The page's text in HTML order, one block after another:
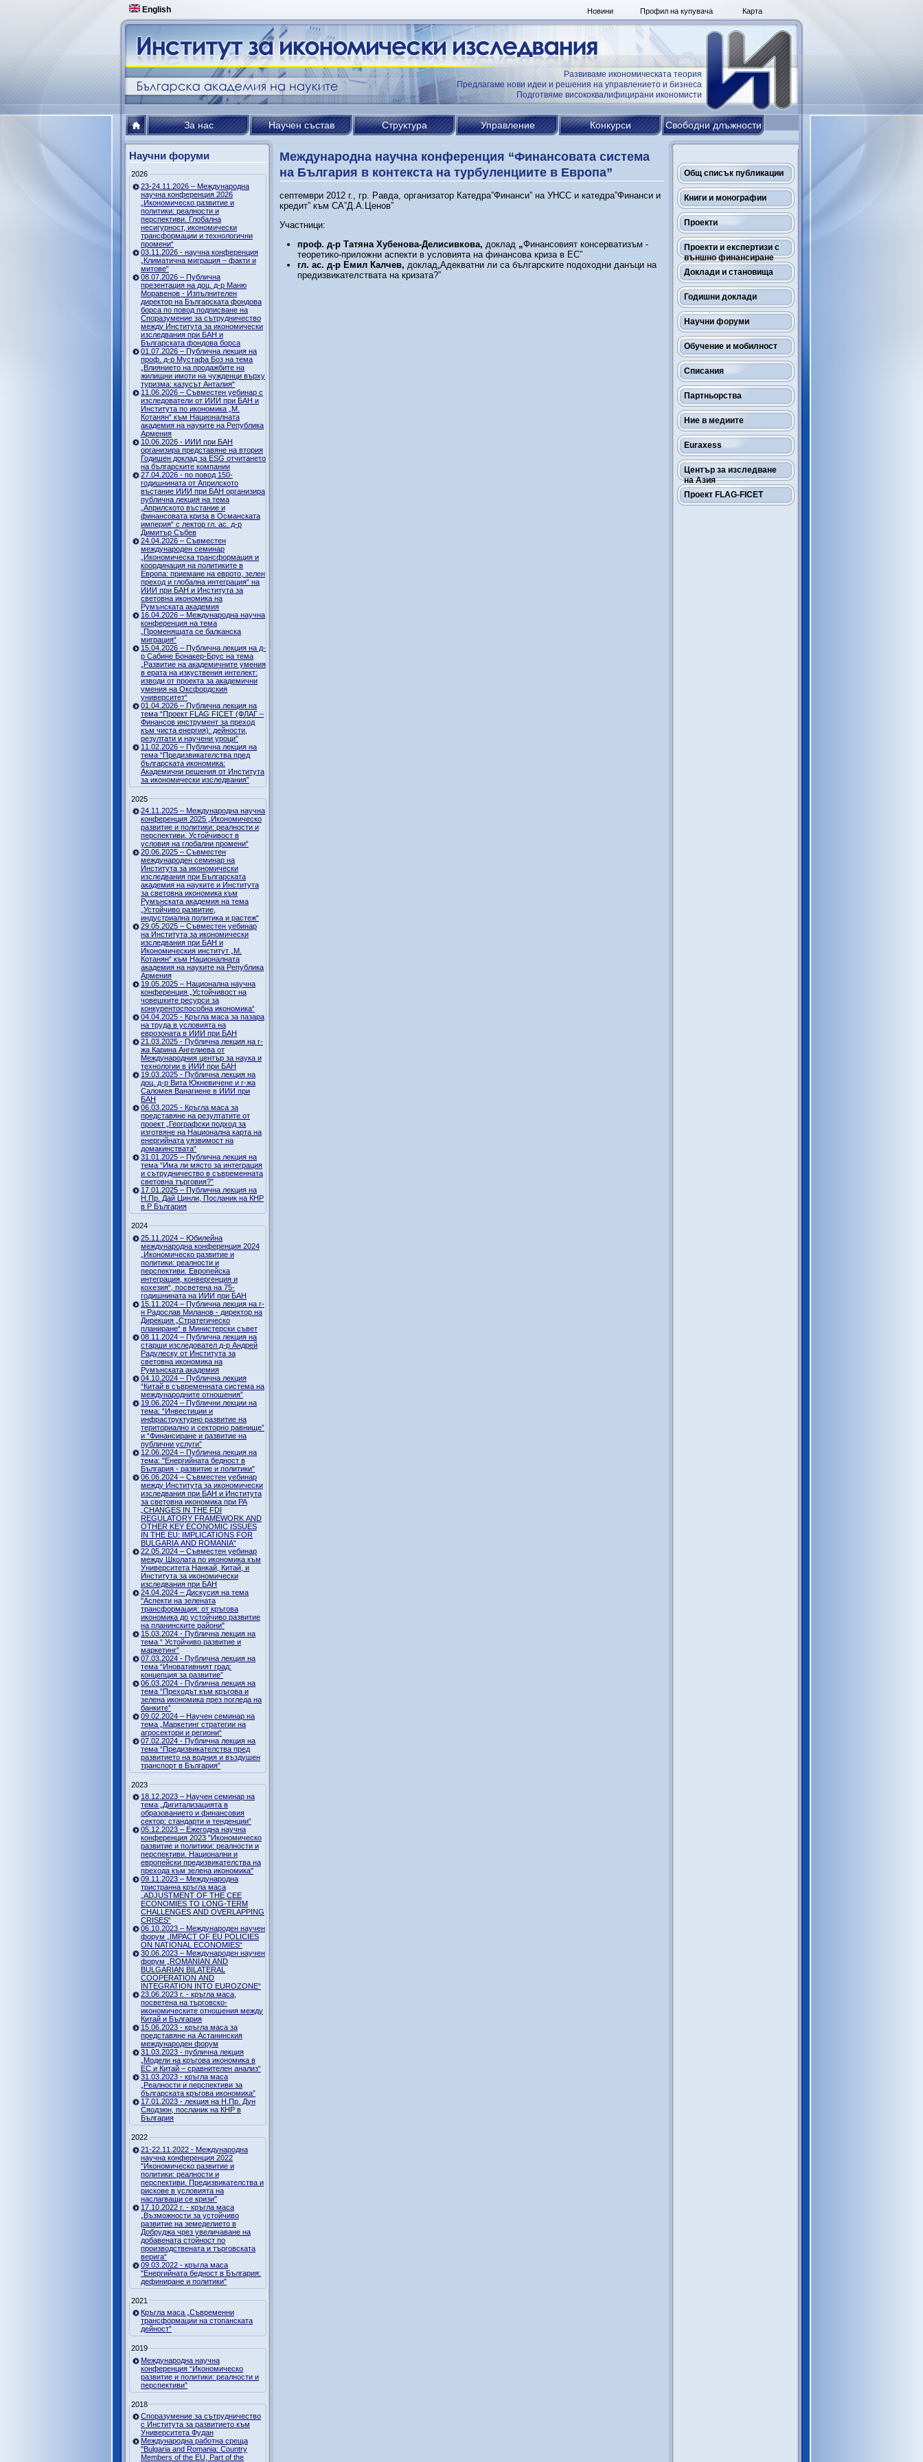
English Карта
Профил на купувача
Новини
Развиваме икономическата теория
Предлагаме нови идеи и решения на управлението и бизнеса
Подготвяме висококвалифицирани икономисти
За нас Научен състав Структура Управление Конкурси Свободни длъжности
Общ списък публикации
Книги и монографии
Проекти
Проекти и експертизи с
външно финансиране
Доклади и становища
Годишни доклади
Научни форуми
Обучение и мобилност
Списания
Партньорства
Ние в медиите
Euraxess
Център за изследване
на Азия
Проект FLAG-FICET
Научни форуми
2026
23-24.11.2026 – Международна
научна конференция 2026
„Икономическо развитие и
политики: реалности и
перспективи. Глобална
несигурност, икономически
трансформации и технологични
промени“
03.11.2026 - научна конференция
„Климатична миграция – факти и
митове“
08.07.2026 – Публична
презентация на доц. д-р Маню
Моравенов - Изпълнителен
директор на Българската фондова
борса по повод подписване на
Споразумение за сътрудничество
между Института за икономически
изследвания при БАН и
Българската фондова борса
01.07.2026 – Публична лекция на
проф. д-р Мустафа Боз на тема
„Влиянието на продажбите на
жилищни имоти на чужденци върху
туризма: казусът Анталия“
11.06.2026 – Съвместен уебинар с
изследователи от ИИИ при БАН и
Института по икономика „М.
Котанян“ към Националната
академия на науките на Република
Армения
10.06.2026 - ИИИ при БАН
организира представяне на втория
Годишен доклад за ESG отчитането
на българските компании
27.04.2026 - по повод 150-
годишнината от Априлското
въстание ИИИ при БАН организира
публична лекция на тема
„Априлското въстание и
финансовата криза в Османската
империя“ с лектор гл. ас. д-р
Димитър Събев
24.04.2026 – Съвместен
международен семинар
„Икономическа трансформация и
координация на политиките в
Европа: приемане на еврото, зелен
преход и глобална интеграция“ на
ИИИ при БАН и Института за
световна икономика на
Румънската академия
16.04.2026 – Международна научна
конференция на тема
„Променящата се балканска
миграция“
15.04.2026 – Публична лекция на д-
р Сабине Бонакер-Брус на тема
„Развитие на академичните умения
в ерата на изкуствения интелект:
изводи от проекта за академични
умения на Оксфордския
университет“
01.04.2026 – Публична лекция на
тема “Проект FLAG FICET (ФЛАГ –
Финансов инструмент за преход
към чиста енергия): дейности,
резултати и научени уроци”
11.02.2026 – Публична лекция на
тема “Предизвикателства пред
българската икономика:
Академични решения от Института
за икономически изследвания”
2025
24.11.2025 – Международна научна
конференция 2025 „Икономическо
развитие и политики: реалности и
перспективи. Устойчивост в
условия на глобални промени“
20.06.2025 – Съвместен
международен семинар на
Института за икономически
изследвания при Българската
академия на науките и Института
за световна икономика към
Румънската академия на тема
„Устойчиво развитие,
индустриална политика и растеж“
29.05.2025 – Съвместен уебинар
на Института за икономически
изследвания при БАН и
Икономическия институт „М.
Котанян“ към Националната
академия на науките на Република
Армения
19.05.2025 – Национална научна
конференция „Устойчивост на
човешките ресурси за
конкурентоспособна икономика“
04.04.2025 - Кръгла маса за пазара
на труда в условията на
еврозоната в ИИИ при БАН
21.03.2025 - Публична лекция на г-
жа Карина Ангелиева от
Международния център за наука и
технологии в ИИИ при БАН
19.03.2025 - Публична лекция на
доц. д-р Вита Юкневичене и г-жа
Саломея Ванагиене в ИИИ при
БАН
06.03.2025 - Кръгла маса за
представяне на резултатите от
проект „Географски подход за
изготвяне на Национална карта на
енергийната уязвимост на
домакинствата“
31.01.2025 – Публична лекция на
тема “Има ли място за интеграция
и сътрудничество в съвременната
световна търговия?”
17.01.2025 – Публична лекция на
Н.Пр. Дай Цинли, Посланик на КНР
в Р България
2024
25.11.2024 – Юбилейна
международна конференция 2024
„Икономическо развитие и
политики: реалности и
перспективи. Европейска
интеграция, конвергенция и
кохезия“, посветена на 75-
годишнината на ИИИ при БАН
15.11.2024 – Публична лекция на г-
н Радослав Миланов - директор на
Дирекция „Стратегическо
планиране“ в Министерски съвет
08.11.2024 – Публична лекция на
старши изследовател д-р Андрей
Радулеску от Института за
световна икономика на
Румънската академия
04.10.2024 – Публична лекция
“Китай в съвременната система на
международните отношения”
19.06.2024 – Публични лекции на
тема: “Инвестиции и
инфраструктурно развитие на
териториално и секторно равнище”
и “Финансиране и развитие на
публични услуги”
12.06.2024 – Публична лекция на
тема: "Енергийната бедност в
България - развитие и политики"
06.06.2024 – Съвместен уебинар
между Института за икономически
изследвания при БАН и Института
за световна икономика при РА
„CHANGES IN THE FDI
REGULATORY FRAMEWORK AND
OTHER KEY ECONOMIC ISSUES
IN THE EU: IMPLICATIONS FOR
BULGARIA AND ROMANIA“
22.05.2024 – Съвместен уебинар
между Школата по икономика към
Университета Нанкай, Китай, и
Института за икономически
изследвания при БАН
24.04.2024 – Дискусия на тема
"Аспекти на зелената
трансформация: от кръгова
икономика до устойчиво развитие
на планинските райони"
15.03.2024 - Публична лекция на
тема “ Устойчиво развитие и
маркетинг”
07.03.2024 - Публична лекция на
тема “Иновативният град:
концепция за развитие”
06.03.2024 - Публична лекция на
тема “Преходът към кръгова и
зелена икономика през погледа на
банките”
09.02.2024 – Научен семинар на
тема „Маркетинг стратегии на
агросектори и региони“
07.02.2024 - Публична лекция на
тема “Предизвикателства пред
развитието на водния и въздушен
транспорт в България”
2023
18.12.2023 – Научен семинар на
тема „Дигитализацията в
образованието и финансовия
сектор: стандарти и тенденции“
05.12.2023 – Ежегодна научна
конференция 2023 "Икономическо
развитие и политики: реалности и
перспективи. Национални и
европейски предизвикателства на
прехода към зелена икономика"
09.11.2023 – Международна
тристранна кръгла маса
„ADJUSTMENT OF THE CEE
ECONOMIES TO LONG-TERM
CHALLENGES AND OVERLAPPING
CRISES“
06.10.2023 – Международен научен
форум „IMPACT OF EU POLICIES
ON NATIONAL ECONOMIES“
30.06.2023 – Международен научен
форум „ROMANIAN AND
BULGARIAN BILATERAL
COOPERATION AND
INTEGRATION INTO EUROZONE“
23.06.2023 г. - кръгла маса,
посветена на търговско-
икономическите отношения между
Китай и България
15.06.2023 - кръгла маса за
представяне на Астанинския
международен форум
31.03.2023 - публична лекция
„Модели на кръгова икономика в
ЕС и Китай – сравнителен анализ“
31.03.2023 - кръгла маса
„Реалности и перспективи за
българската кръгова икономика”
17.01.2023 - лекция на Н.Пр. Дун
Сяодзюн, посланик на КНР в
България
2022
21-22.11.2022 - Международна
научна конференция 2022
"Икономическо развитие и
политики: реалности и
перспективи. Предизвикателства и
рискове в условията на
наслагващи се кризи"
17.10.2022 г. - кръгла маса
„Възможности за устойчиво
развитие на земеделието в
Добруджа чрез увеличаване на
добавената стойност по
производствената и търговската
верига“
09.03.2022 - кръгла маса
"Енергийната бедност в България:
дефиниране и политики"
2021
Кръгла маса „Съвременни
трансформации на стопанската
дейност”
2019
Международна научна
конференция “Икономическо
развитие и политики: реалности и
перспективи”
2018
Споразумение за сътрудничество
с Института за развитието към
Университета Фудан
Международна работна среща
"Bulgaria and Romania: Country
Members of the EU, Part of the
Международна научна конференция “Финансовата система
на България в контекста на турбуленциите в Европа”
септември 2012 г., гр. Равда, организатор Катедра”Финанси” на УНСС и катедра”Финанси и
кредит” към СА”Д.А.Ценов”
Участници:
проф. д-р Татяна Хубенова-Делисивкова, доклад „Финансовият консерватизъм -
теоретико-приложни аспекти в условията на финансова криза в ЕС”
гл. ас. д-р Емил Калчев, доклад„Адекватни ли са българските подоходни данъци на
предизвикателствата на кризата?”